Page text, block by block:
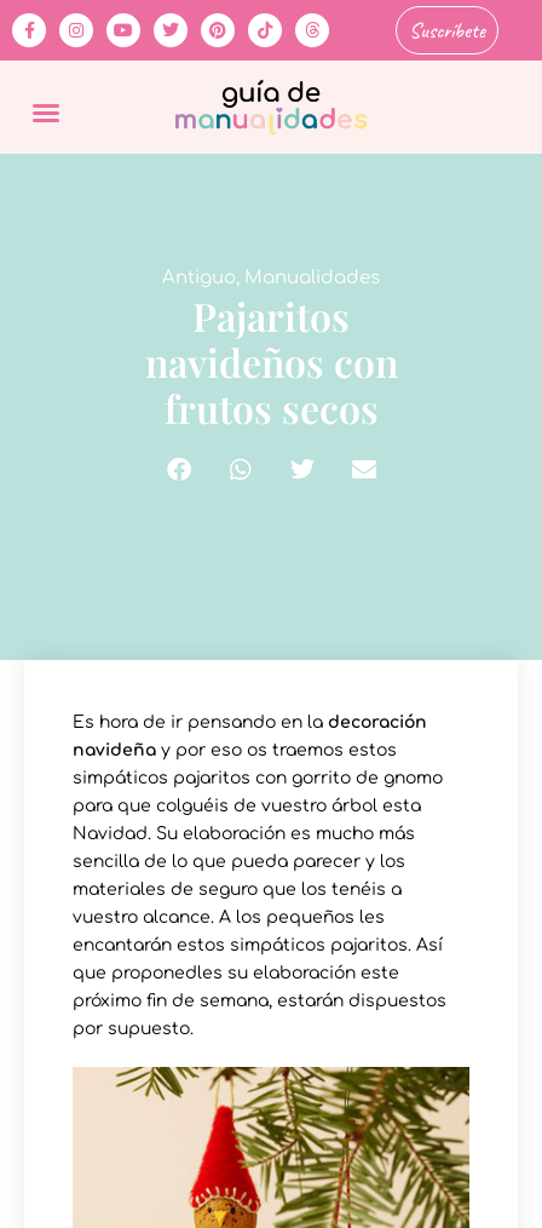
Suscríbete
Antiguo, Manualidades
Pajaritos
navideños con
frutos secos
Es hora de ir pensando en la decoración
navideña y por eso os traemos estos
simpáticos pajaritos con gorrito de gnomo
para que colguéis de vuestro árbol esta
Navidad. Su elaboración es mucho más
sencilla de lo que pueda parecer y los
materiales de seguro que los tenéis a
vuestro alcance. A los pequeños les
encantarán estos simpáticos pajaritos. Así
que proponedles su elaboración este
próximo fin de semana, estarán dispuestos
por supuesto.